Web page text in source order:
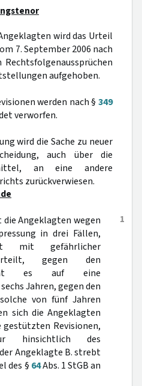
wird das Urteil
7. September 2006 nach
aufgehoben.
werden nach § 349
verworfen.
wird die Sache zu neuer
auch über die
an eine andere
zurückverwiesen.
1
Angeklagten wegen
in drei Fällen,
mit gefährlicher
gegen den
es auf eine
Jahren, gegen den
von fünf Jahren
sich die Angeklagten
gestützten Revisionen,
hinsichtlich des
Angeklagte B. strebt
des § 64Abs. 1 StGB an